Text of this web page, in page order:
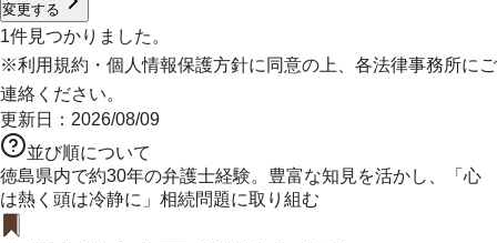
変更する
1件見つかりました。
※利用規約 ・ 個人情報保護方針に同意の上、各法律事務所にご
連絡ください。
更新日： 2026/08/09
並び順について
徳島県内で約30年の弁護士経験。豊富な知見を活かし、「心
は熱く頭は冷静に」相続問題に取り組む